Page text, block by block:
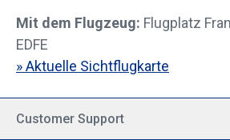
Mit dem Flugzeug: Flugplatz
EDFE
» Aktuelle Sichtflugkarte
Customer Support